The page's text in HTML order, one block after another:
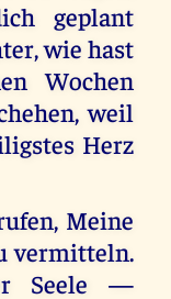
geplant
wie hast
Wochen
weil
Herz
Meine
vermitteln.
Seele —